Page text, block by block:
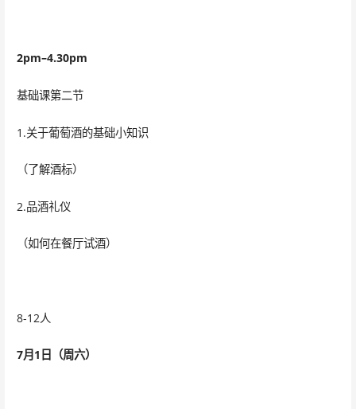
2pm–4.30pm
基础课第二节
1.关于葡萄酒的基础小知识
（了解酒标）
2.品酒礼仪
（如何在餐厅试酒）
8-12人
7月1日（周六）